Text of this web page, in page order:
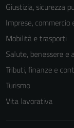
Giustizia, sicurezza
Imprese, commercio
Mobilità e trasporti
Salute, benessere e
Tributi, finanze e
Turismo
Vita lavorativa